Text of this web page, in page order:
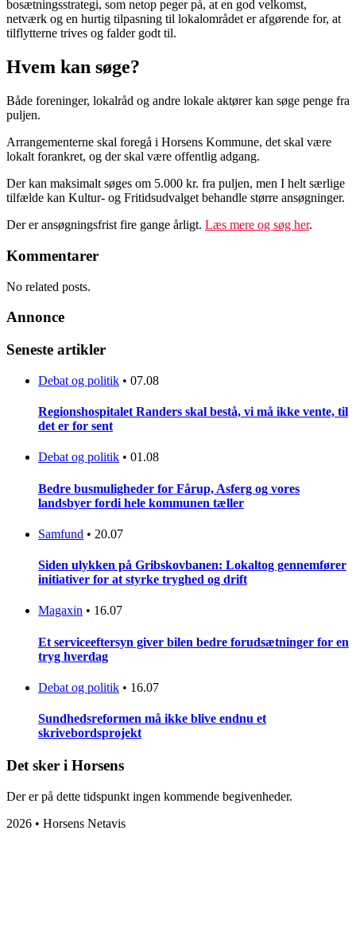
bosætningsstrategi, som netop peger på, at en god velkomst,
netværk og en hurtig tilpasning til lokalområdet er afgørende for, at
tilflytterne trives og falder godt til.
Hvem kan søge?
Både foreninger, lokalråd og andre lokale aktører kan søge penge fra
puljen.
Arrangementerne skal foregå i Horsens Kommune, det skal være
lokalt forankret, og der skal være offentlig adgang.
Der kan maksimalt søges om 5.000 kr. fra puljen, men I helt særlige
tilfælde kan Kultur- og Fritidsudvalget behandle større ansøgninger.
Der er ansøgningsfrist fire gange årligt. Læs mere og søg her.
Kommentarer
No related posts.
Annonce
Seneste artikler
Debat og politik • 07.08
Regionshospitalet Randers skal bestå, vi må ikke vente, til
det er for sent
Debat og politik • 01.08
Bedre busmuligheder for Fårup, Asferg og vores
landsbyer fordi hele kommunen tæller
Samfund • 20.07
Siden ulykken på Gribskovbanen: Lokaltog gennemfører
initiativer for at styrke tryghed og drift
Magaxin • 16.07
Et serviceeftersyn giver bilen bedre forudsætninger for en
tryg hverdag
Debat og politik • 16.07
Sundhedsreformen må ikke blive endnu et
skrivebordsprojekt
Det sker i Horsens
Der er på dette tidspunkt ingen kommende begivenheder.
2026 • Horsens Netavis